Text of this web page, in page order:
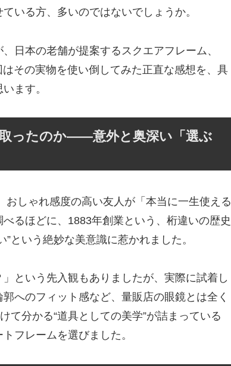
いる方、多いのではないでしょうか。
日本の老舗が提案するスクエアフレーム、
その実物を使い倒してみた正直な感想を、具
ます。
ったのか――意外と奥深い「選ぶ
しゃれ感度の高い友人が「本当に一生使える
るほどに、1883年創業という、桁違いの歴史
という絶妙な美意識に惹かれました。
という先入観もありましたが、実際に試着し
へのフィット感など、量販店の眼鏡とは全く
て分かる“道具としての美学”が詰まっている
フレームを選びました。